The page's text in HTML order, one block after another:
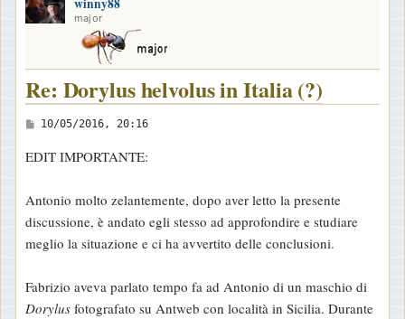
major
Re: Dorylus helvolus in Italia (?)
M
s
a
g
g
o
10/05/2016, 20:16
EDIT IMPORTANTE:
Antonio molto zelantemente, dopo aver letto la presente
discussione, è andato egli stesso ad approfondire e studiare
meglio la situazione e ci ha avvertito delle conclusioni.
Fabrizio aveva parlato tempo fa ad Antonio di un maschio di
Dorylus fotografato su Antweb con località in Sicilia. Durante